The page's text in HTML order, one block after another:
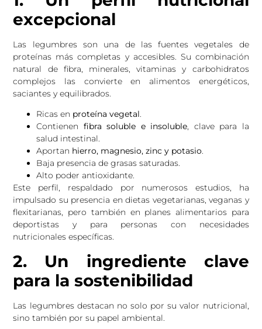
excepcional
Las legumbres son una de las fuentes vegetales de
proteínas más completas y accesibles. Su combinación
natural de fibra, minerales, vitaminas y carbohidratos
complejos las convierte en alimentos energéticos,
saciantes y equilibrados.
Ricas en proteína vegetal.
Contienen fibra soluble e insoluble, clave para la
salud intestinal.
Aportan hierro, magnesio, zinc y potasio.
Baja presencia de grasas saturadas.
Alto poder antioxidante.
Este perfil, respaldado por numerosos estudios, ha
impulsado su presencia en dietas vegetarianas, veganas y
flexitarianas, pero también en planes alimentarios para
deportistas y para personas con necesidades
nutricionales específicas.
2. Un ingrediente clave
para la sostenibilidad
Las legumbres destacan no solo por su valor nutricional,
sino también por su papel ambiental.